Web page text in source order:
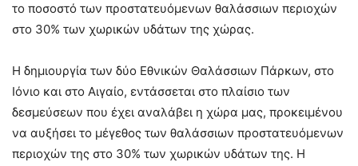
το ποσοστό των προστατευόμενων θαλάσσιων περιοχών
στο 30% των χωρικών υδάτων της χώρας.
Η δημιουργία των δύο Εθνικών Θαλάσσιων Πάρκων, στο
Ιόνιο και στο Αιγαίο, εντάσσεται στο πλαίσιο των
δεσμεύσεων που έχει αναλάβει η χώρα μας, προκειμένου
να αυξήσει το μέγεθος των θαλάσσιων προστατευόμενων
περιοχών της στο 30% των χωρικών υδάτων της. Η